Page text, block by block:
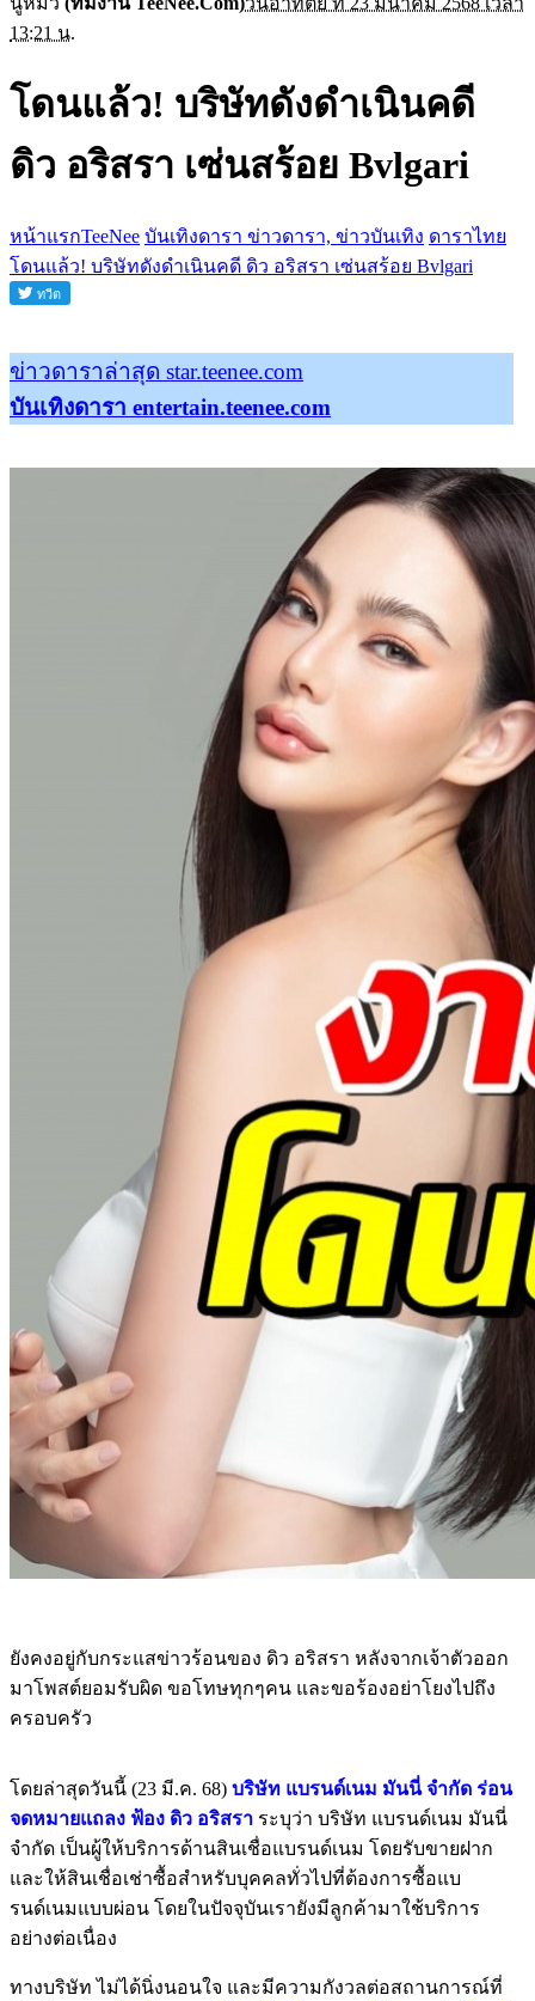
13:21 น.
โดนแล้ว! บริษัทดังดำเนินคดี
ดิว อริสรา เซ่นสร้อย Bvlgari
หน้าแรกTeeNee บันเทิงดารา ข่าวดารา, ข่าวบันเทิง ดาราไทย
โดนแล้ว! บริษัทดังดำเนินคดี ดิว อริสรา เซ่นสร้อย Bvlgari
ข่าวดาราล่าสุด star.teenee.com
บันเทิงดารา entertain.teenee.com
ยังคงอยู่กับกระแสข่าวร้อนของ ดิว อริสรา หลังจากเจ้าตัวออก
มาโพสต์ยอมรับผิด ขอโทษทุกๆคน และขอร้องอย่าโยงไปถึง
ครอบครัว
โดยล่าสุดวันนี้ (23 มี.ค. 68) บริษัท แบรนด์เนม มันนี่ จำกัด ร่อน
จดหมายแถลง ฟ้อง ดิว อริสรา ระบุว่า บริษัท แบรนด์เนม มันนี่
จำกัด เป็นผู้ให้บริการด้านสินเชื่อแบรนด์เนม โดยรับขายฝาก
และให้สินเชื่อเช่าซื้อสำหรับบุคคลทั่วไปที่ต้องการซื้อแบ
รนด์เนมแบบผ่อน โดยในปัจจุบันเรายังมีลูกค้ามาใช้บริการ
อย่างต่อเนื่อง
ทางบริษัท ไม่ได้นิ่งนอนใจ และมีความกังวลต่อสถานการณ์ที่